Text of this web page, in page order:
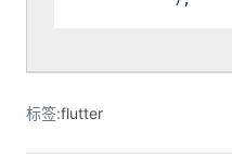
标签:flutter